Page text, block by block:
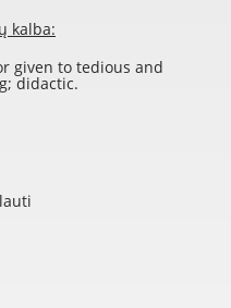
kalba:
given to tedious and
didactic.